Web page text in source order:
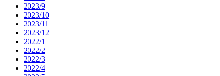
2023/9
2023/10
2023/11
2023/12
2022/1
2022/2
2022/3
2022/4